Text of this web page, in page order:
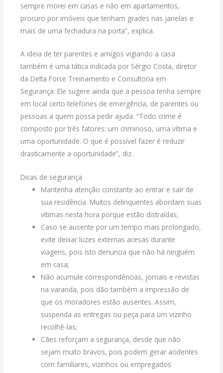
sempre morei em casas e não em apartamentos,
procuro por imóveis que tenham grades nas janelas e
mais de uma fechadura na porta”, explica.
A ideia de ter parentes e amigos vigiando a casa
também é uma tática indicada por Sérgio Costa, diretor
da Delta Force Treinamento e Consultoria em
Segurança. Ele sugere ainda que a pessoa tenha sempre
em local certo telefones de emergência, de parentes ou
pessoas a quem possa pedir ajuda. “Todo crime é
composto por três fatores: um criminoso, uma vítima e
uma oportunidade. O que é possível fazer é reduzir
drasticamente a oportunidade”, diz.
Dicas de segurança
Mantenha atenção constante ao entrar e sair de
sua residência. Muitos delinquentes abordam suas
vítimas nesta hora porque estão distraídas;
Caso se ausente por um tempo mais prolongado,
evite deixar luzes externas acesas durante
viagens, pois isto denuncia que não há ninguém
em casa;
Não acumule correspondências, jornais e revistas
na varanda, pois dão também a impressão de
que os moradores estão ausentes. Assim,
suspenda as entregas ou peça para um vizinho
recolhê-las;
Cães reforçam a segurança, desde que não
sejam muito bravos, pois podem gerar acidentes
com familiares, vizinhos ou empregados